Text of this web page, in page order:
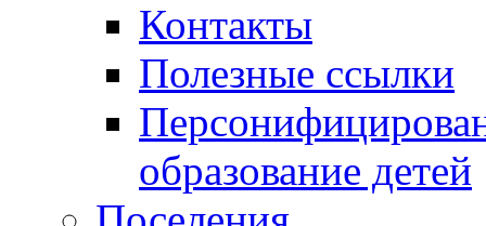
Контакты
Полезные ссылки
образование детей